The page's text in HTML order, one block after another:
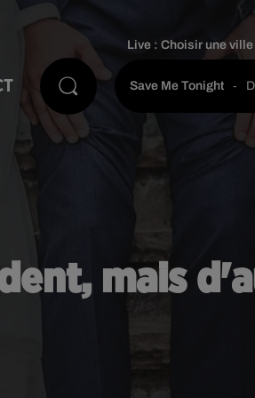
Live :Choisir une ville
Save Me Tonight -
mais